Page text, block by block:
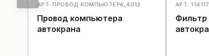
АРТ: ПРОВОД КОМПЬЮТЕРА_4012
Провод компьютера
автокрана
АРТ:
Фильтр